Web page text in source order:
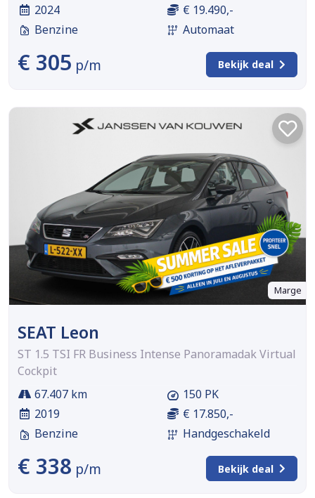
2024
Benzine
€ 19.490,-
Automaat
€ 305 p/m Bekijk deal
Marge
SEAT Leon
ST 1.5 TSI FR Business Intense Panoramadak Virtual
Cockpit
67.407 km
2019
Benzine
150 PK
€ 17.850,-
Handgeschakeld
€ 338 p/m Bekijk deal